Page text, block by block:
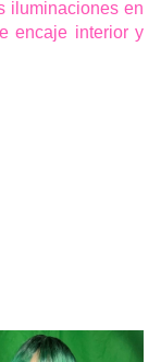
iluminaciones en
encaje interior y